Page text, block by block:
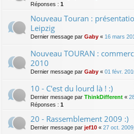
Réponses : 1
Nouveau Touran :
Leipzig
Dernier message par Gaby « 16 mars
Nouveau TOURAN :
2010
Dernier message par Gaby « 01 févr.
10 - C'est du lourd là ! :)
Dernier message par ThinkDifferent «
Réponses : 1
20 - Rassemblement 2009 :)
Dernier message par jef10 « 27 oct.